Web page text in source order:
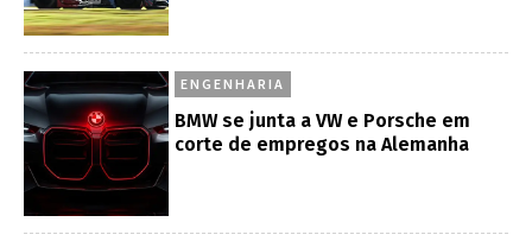
ENGENHARIA
BMW se junta a VW e Porsche em
corte de empregos na Alemanha